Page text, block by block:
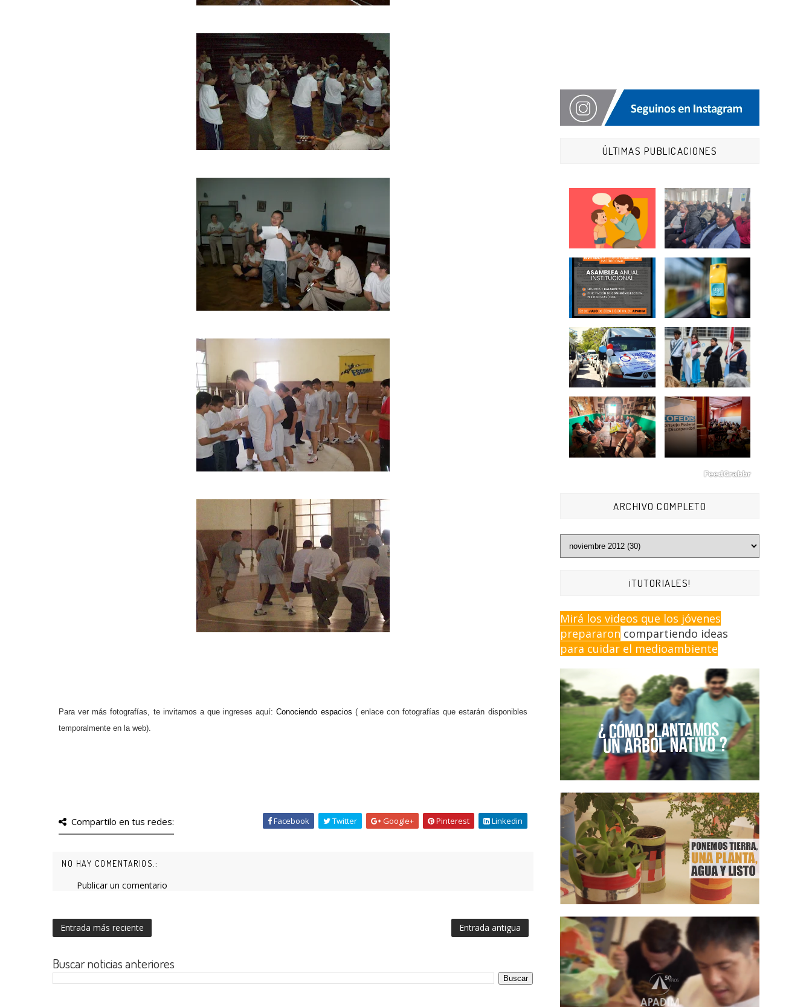
Para ver más fotografías, te invitamos a que ingreses aquí: Conociendo espacios ( enlace con fotografías que estarán disponibles
temporalmente en la web).
Compartilo en tus redes: Facebook Twitter Google+ Pinterest Linkedin
NO HAY COMENTARIOS.:
Publicar un comentario
Entrada más reciente Entrada antigua
Buscar noticias anteriores
ÚLTIMAS PUBLICACIONES
ARCHIVO COMPLETO
¡TUTORIALES!
Mirá los videos que los jóvenes
prepararon compartiendo ideas
para cuidar el medioambiente